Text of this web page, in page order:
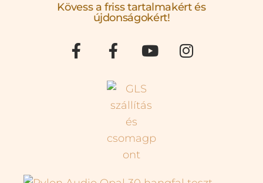
Kövess a friss tartalmakért és
újdonságokért!